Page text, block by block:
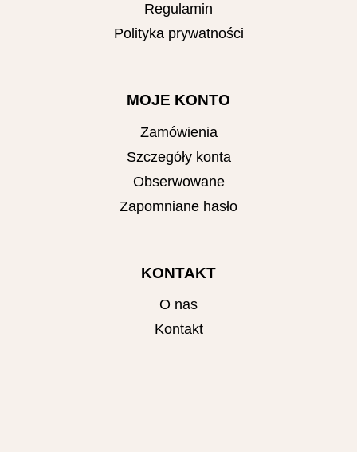
Regulamin
Polityka prywatności
MOJE KONTO
Zamówienia
Szczegóły konta
Obserwowane
Zapomniane hasło
KONTAKT
O nas
Kontakt